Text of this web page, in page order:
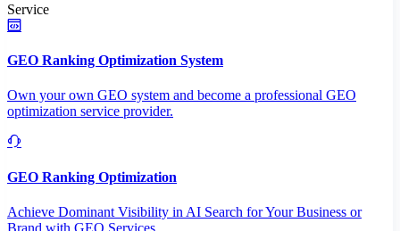
Service
GEO Ranking Optimization System
Own your own GEO system and become a professional GEO
optimization service provider.
GEO Ranking Optimization
Achieve Dominant Visibility in AI Search for Your Business or
Brand with GEO Services​